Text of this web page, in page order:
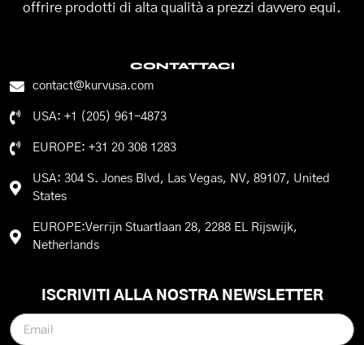
offrire prodotti di alta qualità a prezzi davvero equi.
CONTATTACI
contact@kurvusa.com
USA: +1 (205) 961-4873
EUROPE: +31 20 308 1283
USA: 304 S. Jones Blvd, Las Vegas, NV, 89107, United
States
EUROPE:Verrijn Stuartlaan 28, 2288 EL Rijswijk,
Netherlands
ISCRIVITI ALLA NOSTRA NEWSLETTER